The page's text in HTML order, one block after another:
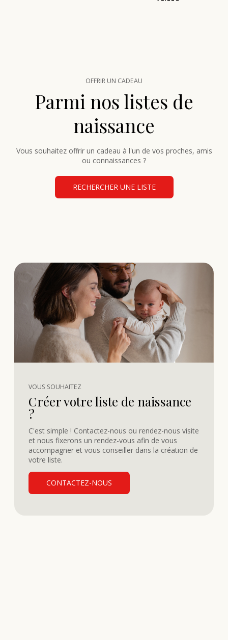
OFFRIR UN CADEAU
Parmi nos listes de
naissance
Vous souhaitez offrir un cadeau à l'un de vos proches, amis
ou connaissances ?
RECHERCHER UNE LISTE
VOUS SOUHAITEZ
Créer votre liste de naissance
?
C'est simple ! Contactez-nous ou rendez-nous visite
et nous fixerons un rendez-vous afin de vous
accompagner et vous conseiller dans la création de
votre liste.
CONTACTEZ-NOUS